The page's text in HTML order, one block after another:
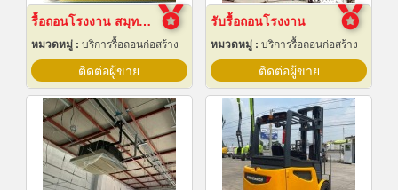
รื้อถอนโรงงาน สมุทรปราการ
หมวดหมู่ : บริการรื้อถอนก่อสร้าง
ติดต่อผู้ขาย
รับรื้อถอนโรงงาน
หมวดหมู่ : บริการรื้อถอนก่อสร้าง
ติดต่อผู้ขาย